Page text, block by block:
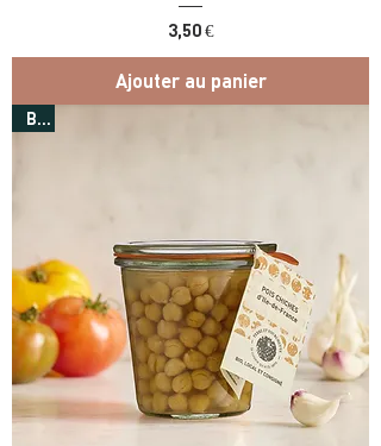
Prix
3,50 €
Ajouter au panier
Bio